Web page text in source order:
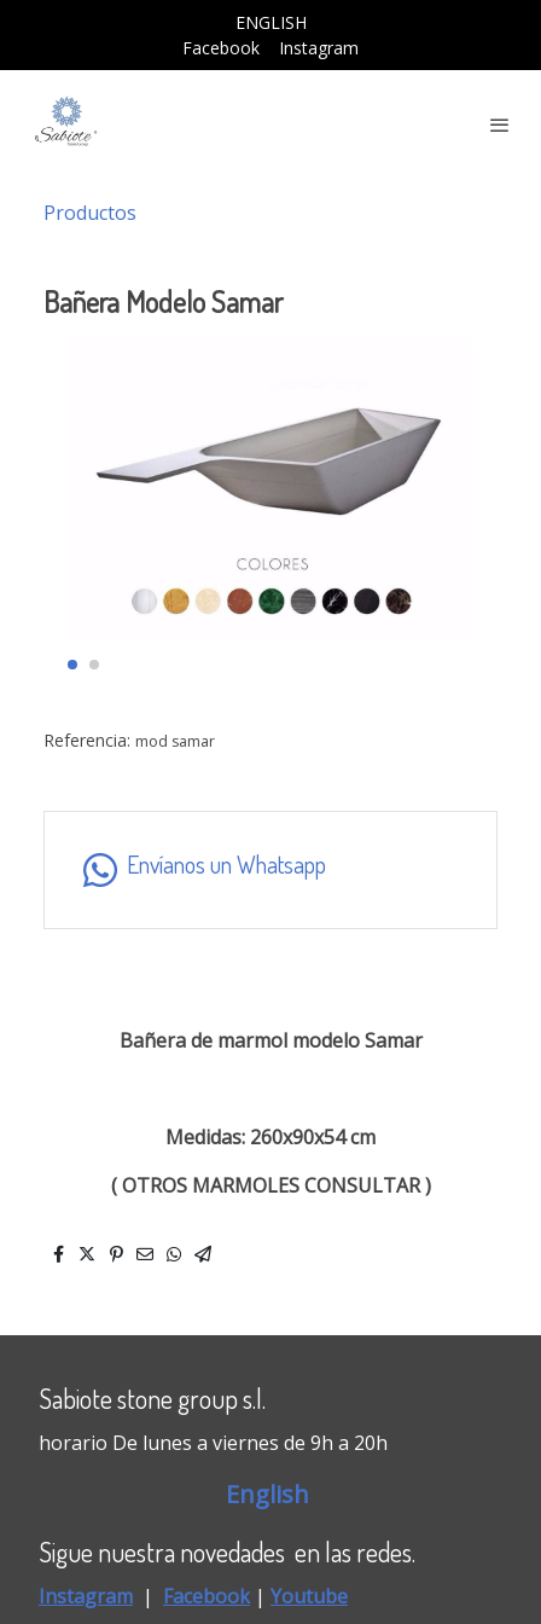
ENGLISH
Facebook
Instagram
Productos
Bañera Modelo Samar
Referencia: mod samar
Envíanos un Whatsapp
Bañera de marmol modelo Samar
Medidas: 260x90x54 cm
( OTROS MARMOLES CONSULTAR )
Sabiote stone group s.l.
horario De lunes a viernes de 9h a 20h
English
Sigue nuestra novedades en las redes.
Instagram | Facebook| Youtube